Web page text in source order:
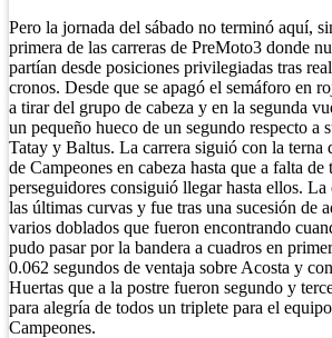
Pero la jornada del sábado no terminó aquí,
primera de las carreras de PreMoto3 donde
partían desde posiciones privilegiadas tras
cronos. Desde que se apagó el semáforo en
a tirar del grupo de cabeza y en la segunda
un pequeño hueco de un segundo respecto a
Tatay y Baltus. La carrera siguió con la terna
de Campeones en cabeza hasta que a falta
perseguidores consiguió llegar hasta ellos. La
las últimas curvas y fue tras una sucesión de
varios doblados que fueron encontrando
pudo pasar por la bandera a cuadros en
0.062 segundos de ventaja sobre Acosta y
Huertas que a la postre fueron segundo y
para alegría de todos un triplete para el
Campeones.